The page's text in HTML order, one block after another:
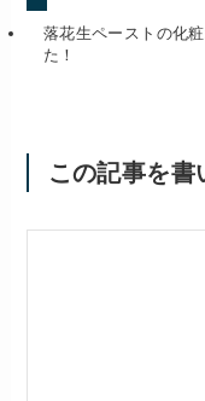
落花生ペーストの化
た！
この記事を書